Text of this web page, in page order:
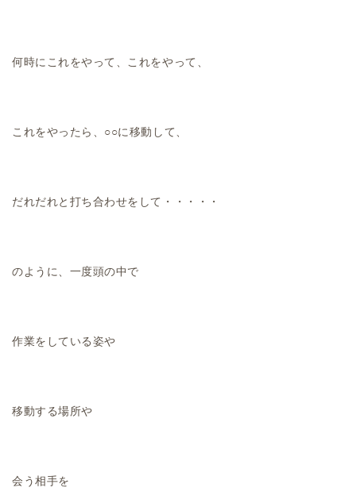
何時にこれをやって、これをやって、
これをやったら、○○に移動して、
だれだれと打ち合わせをして・・・・・
のように、一度頭の中で
作業をしている姿や
移動する場所や
会う相手を